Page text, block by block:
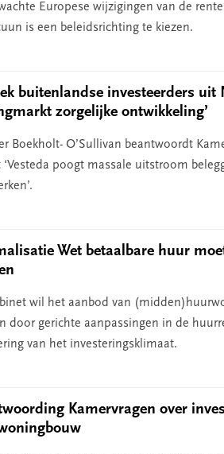
Europese wijzigingen van de
is een beleidsrichting te kiezen.
buitenlandse investeerders uit
zorgelijke ontwikkeling’
Boekholt- O’Sullivan beantwoordt
‘Vesteda poogt massale uitstroom
Wet betaalbare huur
wil het aanbod van
door gerichte aanpassingen in de
van het investeringsklimaat.
Kamervragen over